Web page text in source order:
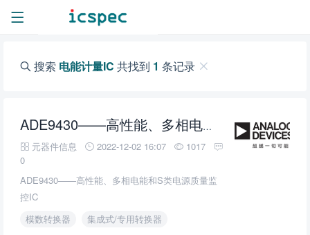
搜索 电能计量IC 共找到 1 条记录
ADE9430——高性能、多相电能和S类电源质量监控IC
元器件信息
2022-12-02 16:07
1017
0
ADE9430——高性能、多相电能和S类电源质量监
控IC
模数转换器
集成式/专用转换器